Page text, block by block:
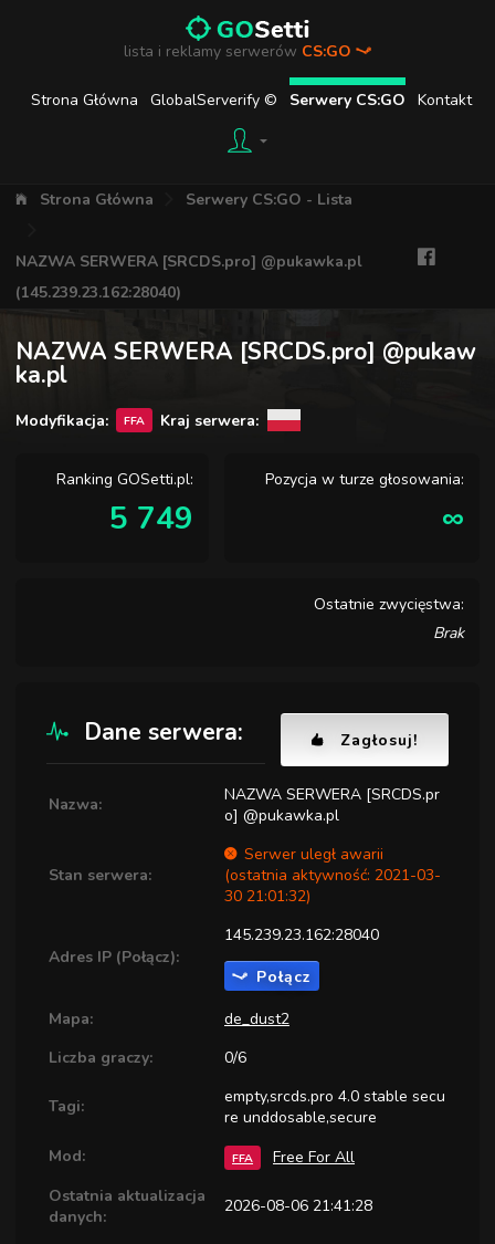
lista i reklamy serwerów CS:GO
Strona Główna GlobalServerify © Serwery CS:GO Kontakt
Strona Główna Serwery CS:GO - Lista
NAZWA SERWERA [SRCDS.pro] @pukawka.pl
(145.239.23.162:28040)
NAZWA SERWERA [SRCDS.pro] @pukaw
ka.pl
Modyfikacja: FFA Kraj serwera:
Ranking GOSetti.pl:
5 749
Pozycja w turze głosowania:
∞
Ostatnie zwycięstwa:
Brak
Dane serwera: Zagłosuj!
Nazwa:
NAZWA SERWERA [SRCDS.pr
o] @pukawka.pl
Stan serwera:
Serwer uległ awarii
(ostatnia aktywność: 2021-03-
30 21:01:32)
Adres IP (Połącz):
145.239.23.162:28040
Połącz
Mapa:
de_dust2
Liczba graczy:
0/6
Tagi:
empty,srcds.pro 4.0 stable secu
re unddosable,secure
Mod:
FFA
Free For All
Ostatnia aktualizacja
danych:
2026-08-06 21:41:28